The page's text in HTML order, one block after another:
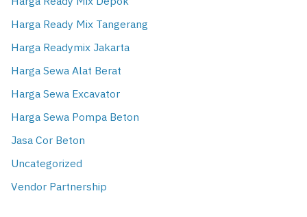
Harga Ready Mix Tangerang
Harga Readymix Jakarta
Harga Sewa Alat Berat
Harga Sewa Excavator
Harga Sewa Pompa Beton
Jasa Cor Beton
Uncategorized
Vendor Partnership